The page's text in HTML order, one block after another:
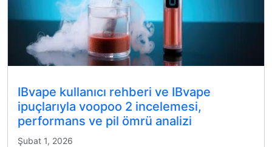
IBvape kullanıcı rehberi ve IBvape
ipuçlarıyla voopoo 2 incelemesi,
performans ve pil ömrü analizi
Şubat 1, 2026